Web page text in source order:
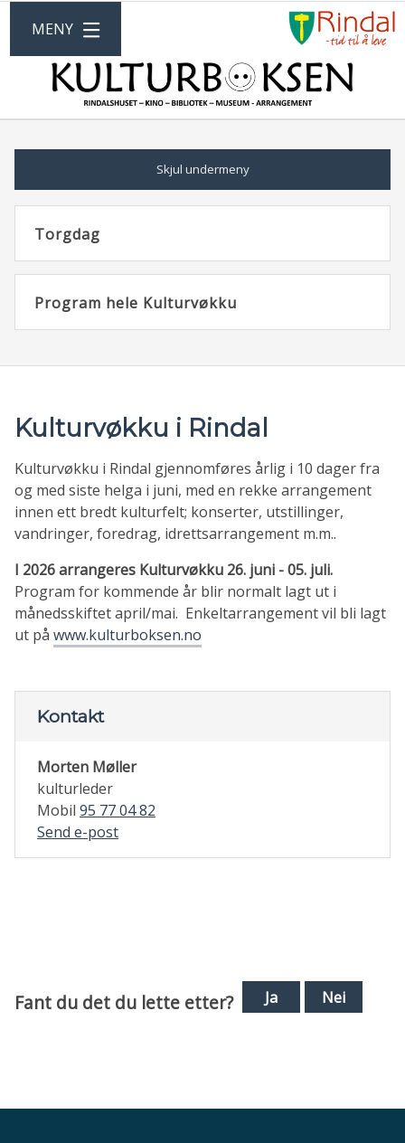
ÅPNE
MENY
Skjul undermeny
Torgdag
Program hele Kulturvøkku
Kulturvøkku i Rindal
Kulturvøkku i Rindal gjennomføres årlig i 10 dager fra
og med siste helga i juni, med en rekke arrangement
innen ett bredt kulturfelt; konserter, utstillinger,
vandringer, foredrag, idrettsarrangement m.m..
I 2026 arrangeres Kulturvøkku 26. juni - 05. juli.
Program for kommende år blir normalt lagt ut i
månedsskiftet april/mai. Enkeltarrangement vil bli lagt
ut på www.kulturboksen.no
Kontakt
Morten Møller
kulturleder
Send e-posttil
Morten
Mobil 95 77 04 82
Fant du det du lette etter? Ja Nei